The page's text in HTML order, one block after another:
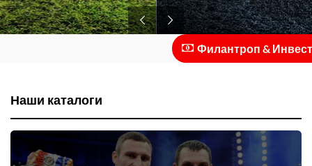
Филантроп &
Наши каталоги